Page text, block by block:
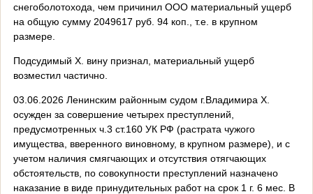
снегоболотохода, чем причинил ООО материальный ущерб
на общую сумму 2049617 руб. 94 коп., т.е. в крупном
размере.
Подсудимый Х. вину признал, материальный ущерб
возместил частично.
03.06.2026 Ленинским районным судом г.Владимира Х.
осужден за совершение четырех преступлений,
предусмотренных ч.3 ст.160 УК РФ (растрата чужого
имущества, вверенного виновному, в крупном размере), и с
учетом наличия смягчающих и отсутствия отягчающих
обстоятельств, по совокупности преступлений назначено
наказание в виде принудительных работ на срок 1 г. 6 мес. В